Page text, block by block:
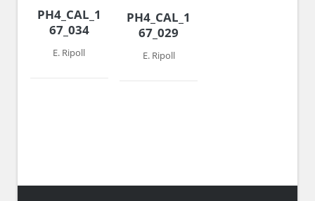
PH4_CAL_1966-
67_034
E. Ripoll
PH4_CAL_1966-
67_029
E. Ripoll